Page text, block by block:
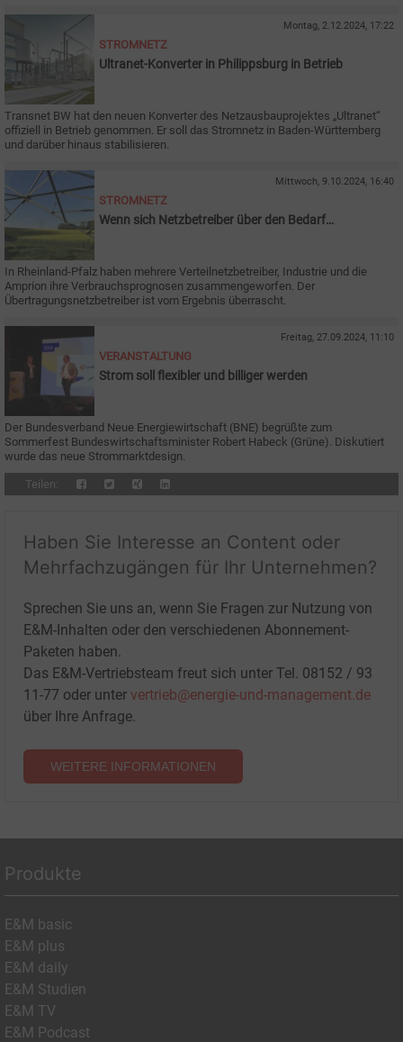
Montag, 2.12.2024, 17:22
STROMNETZ
Ultranet-Konverter in Philippsburg in Betrieb
Transnet BW hat den neuen Konverter des Netzausbauprojektes „Ultranet“
offiziell in Betrieb genommen. Er soll das Stromnetz in Baden-Württemberg
und darüber hinaus stabilisieren.
Mittwoch, 9.10.2024, 16:40
STROMNETZ
Wenn sich Netzbetreiber über den Bedarf
In Rheinland-Pfalz haben mehrere Verteilnetzbetreiber, Industrie und die
Amprion ihre Verbrauchsprognosen zusammengeworfen. Der
Übertragungsnetzbetreiber ist vom Ergebnis überrascht.
Freitag, 27.09.2024, 11:10
VERANSTALTUNG
Strom soll flexibler und billiger werden
Der Bundesverband Neue Energiewirtschaft (BNE) begrüßte zum
Sommerfest Bundeswirtschaftsminister Robert Habeck (Grüne). Diskutiert
wurde das neue Strommarktdesign.
Teilen:
Haben Sie Interesse an Content oder
Mehrfachzugängen für Ihr Unternehmen?
Sprechen Sie uns an, wenn Sie Fragen zur Nutzung von
E&M-Inhalten oder den verschiedenen Abonnement-
Paketen haben.
Das E&M-Vertriebsteam freut sich unter Tel. 08152 / 93
11-77 oder unter vertrieb@energie-und-management.de
über Ihre Anfrage.
WEITERE INFORMATIONEN
Produkte
E&M basic
E&M plus
E&M daily
E&M Studien
E&M TV
E&M Podcast